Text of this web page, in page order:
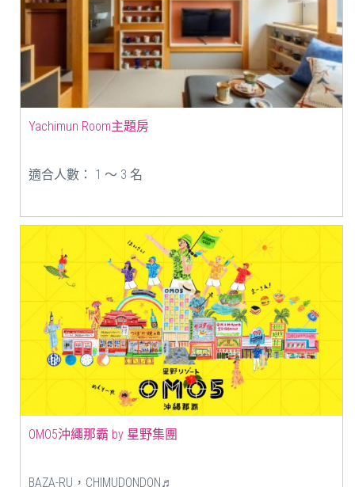
Yachimun Room主題房
適合人數： 1 ～ 3 名
OMO5沖繩那霸 by 星野集團
BAZA-RU，CHIMUDONDON♬